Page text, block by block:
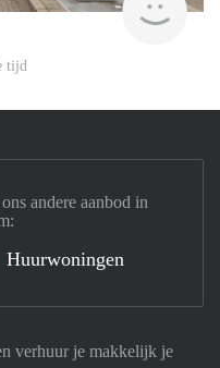
tijd
verhuur je makkelijk je
andere aanbod in
Huurwoningen